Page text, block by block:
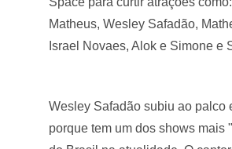
Matheus, Wesley Safadão,
Israel Novaes, Alok e Simone e
Wesley Safadão subiu ao palco
porque tem um dos shows mais